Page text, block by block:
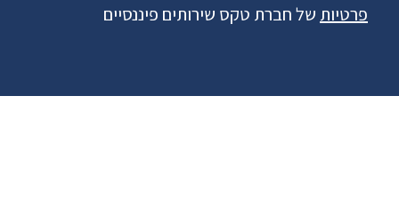
פרטיות של חברת טקס שירותים פיננסיים